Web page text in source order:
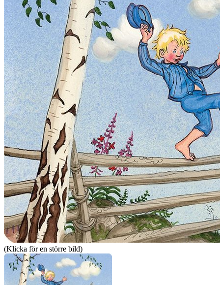
(Klicka för en större bild)